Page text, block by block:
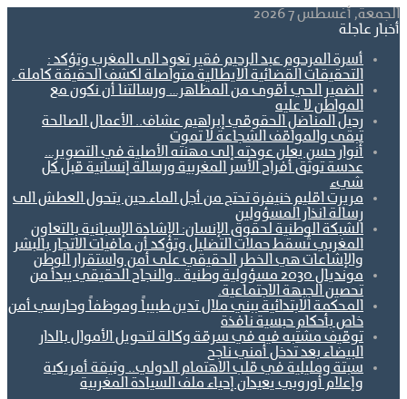
الجمعة, أغسطس 7 2026
أخبار عاجلة
أسرة المرحوم عبد الرحيم فقير تعود الى المغرب وتؤكد :
التحقيقات القضائية الايطالية متواصلة لكشف الحقيقة كاملة .
الضمير الحي أقوى من المظاهر… ورسالتنا أن نكون مع
المواطن لا عليه
رحيل المناضل الحقوقي إبراهيم عشاف.. الأعمال الصالحة
تبقى والمواقف الشجاعة لا تموت
أنوار حسن يعلن عودته إلى مهنته الأصلية في التصوير…
عدسة توثق أفراح الأسر المغربية ورسالة إنسانية قبل كل
شيء
مريرت اقليم خنيفرة تحتج من أجل الماء.حين يتحول العطش الى
رسالة انذار المسؤولين
الشبكة الوطنية لحقوق الإنسان: الإشادة الإسبانية بالتعاون
المغربي تُسقط حملات التضليل وتؤكد أن مافيات الاتجار بالبشر
والإشاعات هي الخطر الحقيقي على أمن واستقرار الوطن
مونديال 2030 مسؤولية وطنية ..والنجاح الحقيقي يبدأ من
تحصين الجبهة الاجتماعية.
المحكمة الابتدائية ببني ملال تدين طبيباً وموظفاً وحارسي أمن
خاص بأحكام حبسية نافذة
توقيف مشتبه فيه في سرقة وكالة لتحويل الأموال بالدار
البيضاء بعد تدخل أمني ناجح
سبتة ومليلية في قلب الاهتمام الدولي.. وثيقة أمريكية
وإعلام أوروبي يعيدان إحياء ملف السيادة المغربية